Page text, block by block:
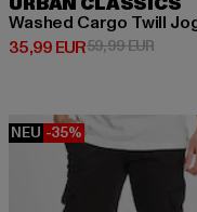
Washed Cargo Twill
35,99 EUR
Derzeitiger Preis: 35,99
59,99 EUR
NEU -35%